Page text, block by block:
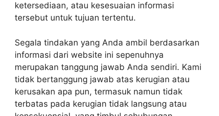
ketersediaan, atau kesesuaian informasi
tersebut untuk tujuan tertentu.
Segala tindakan yang Anda ambil berdasarkan
informasi dari website ini sepenuhnya
merupakan tanggung jawab Anda sendiri. Kami
tidak bertanggung jawab atas kerugian atau
kerusakan apa pun, termasuk namun tidak
terbatas pada kerugian tidak langsung atau